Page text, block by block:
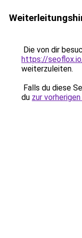
Die von dir
https://
weiterzuleiten.
Falls du diese
du zur